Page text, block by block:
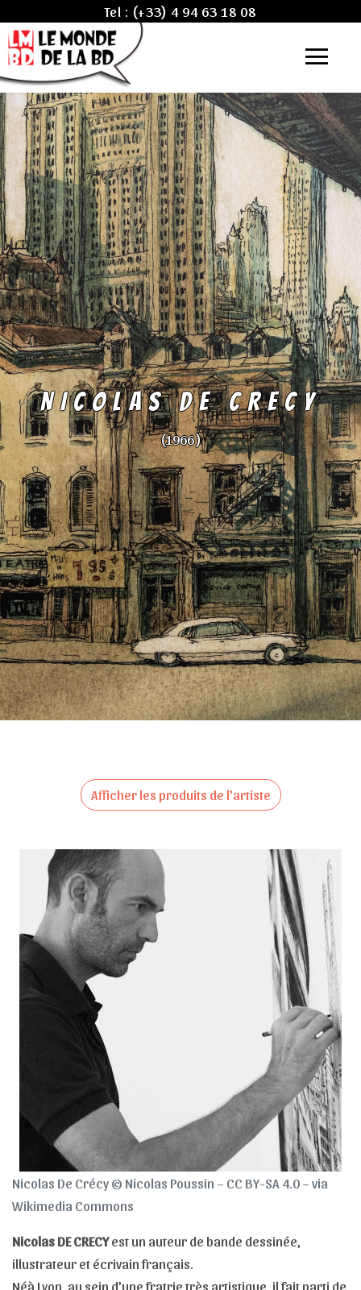
Tel : (+33) 4 94 63 18 08
NICOLAS DE CRECY
(1966 )
Afficher les produits de l'artiste
Nicolas De Crécy © Nicolas Poussin – CC BY-SA 4.0 – via
Wikimedia Commons
Nicolas DE CRECYest un auteur de bande dessinée,
illustrateur et écrivain français.
Néà Lyon, au sein d'une fratrie très artistique, il fait parti de